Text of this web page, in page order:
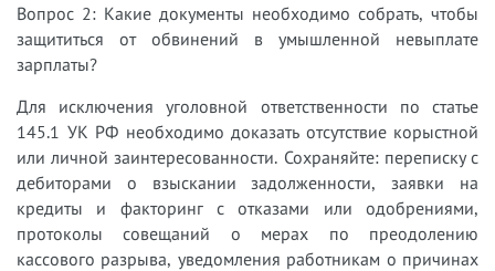
Вопрос 2: Какие документы необходимо собрать, чтобы
защититься от обвинений в умышленной невыплате
зарплаты?
Для исключения уголовной ответственности по статье
145.1 УК РФ необходимо доказать отсутствие корыстной
или личной заинтересованности. Сохраняйте: переписку с
дебиторами о взыскании задолженности, заявки на
кредиты и факторинг с отказами или одобрениями,
протоколы совещаний о мерах по преодолению
кассового разрыва, уведомления работникам о причинах